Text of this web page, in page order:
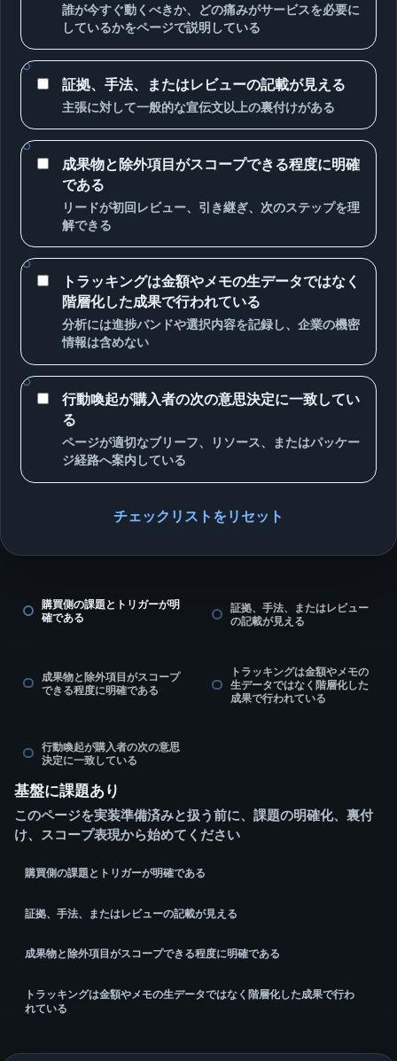
誰が今すぐ動くべきか、どの痛みがサービスを必要に
しているかをページで説明している
証拠、手法、またはレビューの記載が見える
主張に対して一般的な宣伝文以上の裏付けがある
成果物と除外項目がスコープできる程度に明確
である
リードが初回レビュー、引き継ぎ、次のステップを理
解できる
トラッキングは金額やメモの生データではなく
階層化した成果で行われている
分析には進捗バンドや選択内容を記録し、企業の機密
情報は含めない
行動喚起が購入者の次の意思決定に一致してい
る
ページが適切なブリーフ、リソース、またはパッケー
ジ経路へ案内している
チェックリストをリセット
購買側の課題とトリガーが明
確である
証拠、手法、またはレビュー
の記載が見える
成果物と除外項目がスコープ
できる程度に明確である
トラッキングは金額やメモの
生データではなく階層化した
成果で行われている
行動喚起が購入者の次の意思
決定に一致している
基盤に課題あり
このページを実装準備済みと扱う前に、課題の明確化、裏付
け、スコープ表現から始めてください
購買側の課題とトリガーが明確である
証拠、手法、またはレビューの記載が見える
成果物と除外項目がスコープできる程度に明確である
トラッキングは金額やメモの生データではなく階層化した成果で行わ
れている